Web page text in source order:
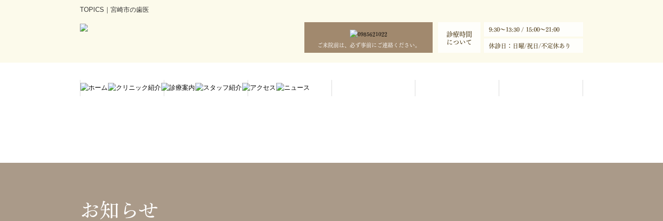
TOPICS｜宮崎市の歯医
ご来院前は、必ず事前にご連絡ください。
診療時間
について
9:30～13:30 / 15:00～21:00
休診日：日曜/祝日/不定休あり
お知らせ